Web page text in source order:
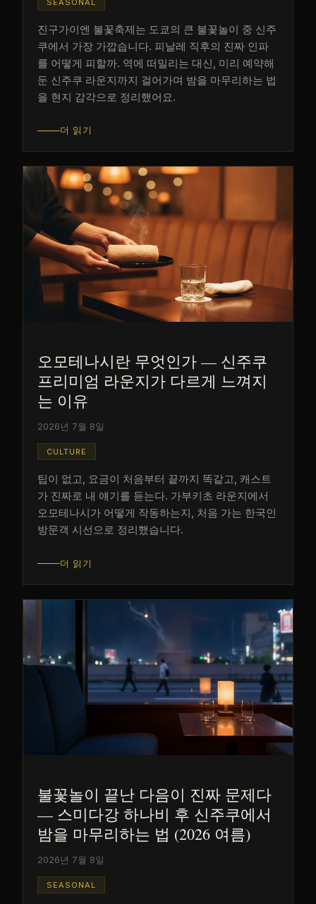
SEASONAL
진구가이엔 불꽃축제는 도쿄의 큰 불꽃놀이 중 신주
쿠에서 가장 가깝습니다. 피날레 직후의 진짜 인파
를 어떻게 피할까. 역에 떠밀리는 대신, 미리 예약해
둔 신주쿠 라운지까지 걸어가며 밤을 마무리하는 법
을 현지 감각으로 정리했어요.
더 읽기
오모테나시란 무엇인가 — 신주쿠
프리미엄 라운지가 다르게 느껴지
는 이유
2026년 7월 8일
CULTURE
팁이 없고, 요금이 처음부터 끝까지 똑같고, 캐스트
가 진짜로 내 얘기를 듣는다. 가부키초 라운지에서
오모테나시가 어떻게 작동하는지, 처음 가는 한국인
방문객 시선으로 정리했습니다.
더 읽기
불꽃놀이 끝난 다음이 진짜 문제다
— 스미다강 하나비 후 신주쿠에서
밤을 마무리하는 법 (2026 여름)
2026년 7월 8일
SEASONAL